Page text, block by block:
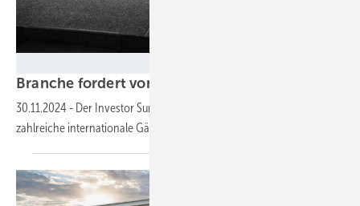
Branche fordert von Politik Rechtssicherheit für
30.11.2024 - Der Investor Summit des Speicherverbandes BVES lockte
zahlreiche internationale Gäste ins Berliner